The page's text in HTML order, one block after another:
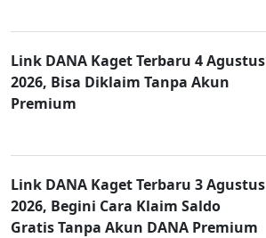
Link DANA Kaget Terbaru 4 Agustus
2026, Bisa Diklaim Tanpa Akun
Premium
Link DANA Kaget Terbaru 3 Agustus
2026, Begini Cara Klaim Saldo
Gratis Tanpa Akun DANA Premium